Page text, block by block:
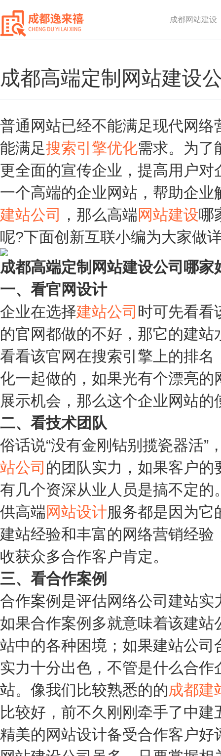
成都网站建设
成都高端定制网站建设
普通网站已经不能满足现代网
能满足搜索引擎优化需求。为了
更全面的宣传企业，提高用户
一个高端的企业网站，帮助企
建站公司 ，那么高端网站建设哪
呢?下面创新互联小编为大家做
成都高端定制网站建设公司哪家
一、看官网设计
企业在选择建站公司 时可先看看
的官网都做的不好，那它的建
看看该官网在搜索引擎上的排
化一起做的，如果光有个漂亮
展示机会，那么这个企业网站
二、看技术团队
俗话说“没有金刚钻别揽瓷器活”
站公司 的团队实力，如果客户
有几个资深从业人员是搞不定
供高端网站设计服务都是因为它
建站经验和丰富的网络营销经
收获众多合作客户肯定。
三、看合作案例
合作案例是评估网络公司建站
如果合作案例多就意味着该建
站中的各种困境；如果建站公
实力十分出色，不管是什么合
站。像我们比较熟悉的的成都建
比较好，前不久刚刚牵手了中
精美的网站设计备受合作客户好